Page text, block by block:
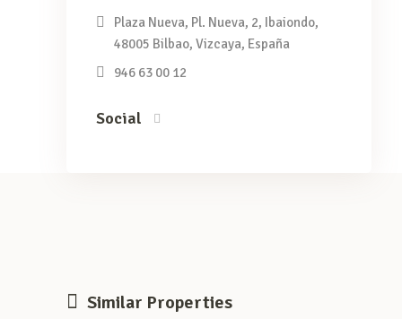
Plaza Nueva, Pl. Nueva, 2, Ibaiondo,
48005 Bilbao, Vizcaya, España
946 63 00 12
Social
Similar Properties